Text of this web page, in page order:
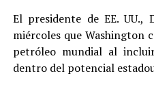
El presidente de EE.
miércoles que
petróleo mundial al
dentro del potencial